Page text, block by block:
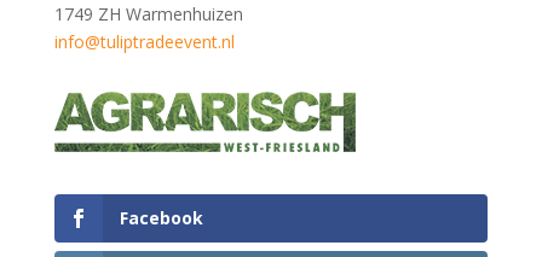
1749 ZH Warmenhuizen
info@tuliptradeevent.nl
Facebook